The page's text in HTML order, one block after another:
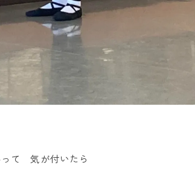
って 気が付いたら